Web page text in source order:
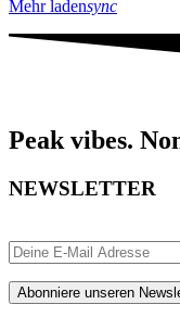
Mehr ladensync
Peak vibes.
NEWSLETTER